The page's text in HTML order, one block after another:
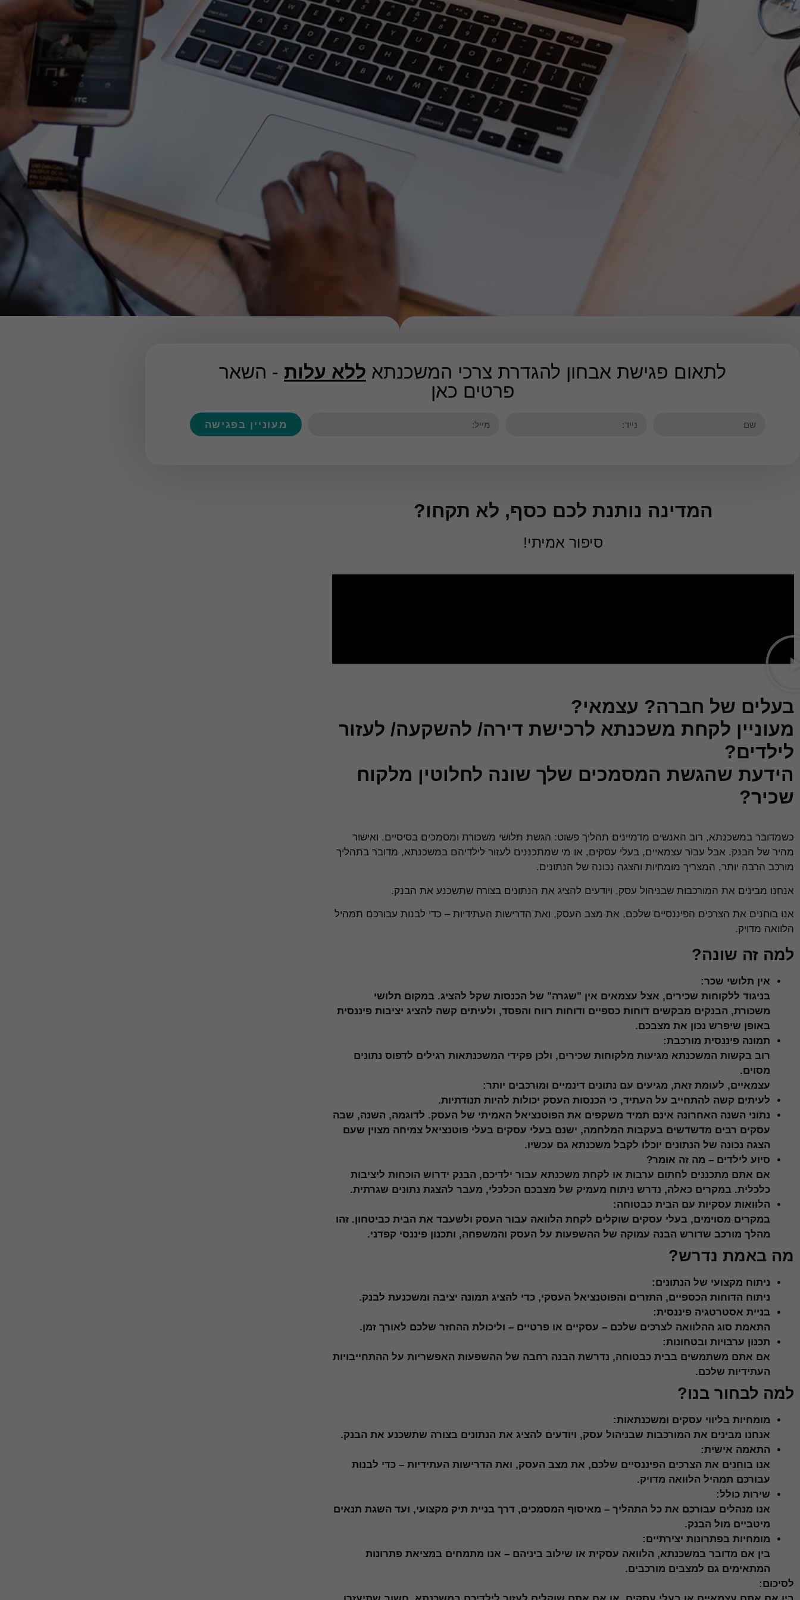
לתאום פגישת אבחון להגדרת צרכי המשכנתא ללא עלות - השאר
פרטים כאן
מעוניין בפגישה
המדינה נותנת לכם כסף, לא תקחו?
סיפור אמיתי!
בעלים של חברה? עצמאי?
מעוניין לקחת משכנתא לרכישת דירה/ להשקעה/ לעזור
לילדים?
הידעת שהגשת המסמכים שלך שונה לחלוטין מלקוח
שכיר?
כשמדובר במשכנתא, רוב האנשים מדמיינים תהליך פשוט: הגשת תלושי משכורת ומסמכים בסיסיים, ואישור
מהיר של הבנק. אבל עבור עצמאיים, בעלי עסקים, או מי שמתכננים לעזור לילדיהם במשכנתא, מדובר בתהליך
מורכב הרבה יותר, המצריך מומחיות והצגה נכונה של הנתונים.
אנחנו מבינים את המורכבות שבניהול עסק, ויודעים להציג את הנתונים בצורה שתשכנע את הבנק.
אנו בוחנים את הצרכים הפיננסיים שלכם, את מצב העסק, ואת הדרישות העתידיות – כדי לבנות עבורכם תמהיל
הלוואה מדויק.
למה זה שונה?
אין תלושי שכר:
בניגוד ללקוחות שכירים, אצל עצמאים אין "שגרה" של הכנסות שקל להציג. במקום תלושי
משכורת, הבנקים מבקשים דוחות כספיים ודוחות רווח והפסד, ולעיתים קשה להציג יציבות פיננסית
באופן שיפרש נכון את מצבכם.
תמונה פיננסית מורכבת:
רוב בקשות המשכנתא מגיעות מלקוחות שכירים, ולכן פקידי המשכנתאות רגילים לדפוס נתונים
מסוים.
עצמאיים, לעומת זאת, מגיעים עם נתונים דינמיים ומורכבים יותר:
לעיתים קשה להתחייב על העתיד, כי הכנסות העסק יכולות להיות תנודתיות.
נתוני השנה האחרונה אינם תמיד משקפים את הפוטנציאל האמיתי של העסק. לדוגמה, השנה, שבה
עסקים רבים מדשדשים בעקבות המלחמה, ישנם בעלי עסקים בעלי פוטנציאל צמיחה מצוין שעם
הצגה נכונה של הנתונים יוכלו לקבל משכנתא גם עכשיו.
סיוע לילדים – מה זה אומר?
אם אתם מתכננים לחתום ערבות או לקחת משכנתא עבור ילדיכם, הבנק ידרוש הוכחות ליציבות
כלכלית. במקרים כאלה, נדרש ניתוח מעמיק של מצבכם הכלכלי, מעבר להצגת נתונים שגרתית.
הלוואות עסקיות עם הבית כבטוחה:
במקרים מסוימים, בעלי עסקים שוקלים לקחת הלוואה עבור העסק ולשעבד את הבית כביטחון. זהו
מהלך מורכב שדורש הבנה עמוקה של ההשפעות על העסק והמשפחה, ותכנון פיננסי קפדני.
מה באמת נדרש?
ניתוח מקצועי של הנתונים:
ניתוח הדוחות הכספיים, התזרים והפוטנציאל העסקי, כדי להציג תמונה יציבה ומשכנעת לבנק.
בניית אסטרטגיה פיננסית:
התאמת סוג ההלוואה לצרכים שלכם – עסקיים או פרטיים – וליכולת ההחזר שלכם לאורך זמן.
תכנון ערבויות ובטחונות:
אם אתם משתמשים בבית כבטוחה, נדרשת הבנה רחבה של ההשפעות האפשריות על ההתחייבויות
העתידיות שלכם.
למה לבחור בנו?
מומחיות בליווי עסקים ומשכנתאות:
אנחנו מבינים את המורכבות שבניהול עסק, ויודעים להציג את הנתונים בצורה שתשכנע את הבנק.
התאמה אישית:
אנו בוחנים את הצרכים הפיננסיים שלכם, את מצב העסק, ואת הדרישות העתידיות – כדי לבנות
עבורכם תמהיל הלוואה מדויק.
שירות כולל:
אנו מנהלים עבורכם את כל התהליך – מאיסוף המסמכים, דרך בניית תיק מקצועי, ועד השגת תנאים
מיטביים מול הבנק.
מומחיות בפתרונות יצירתיים:
בין אם מדובר במשכנתא, הלוואה עסקית או שילוב ביניהם – אנו מתמחים במציאת פתרונות
המתאימים גם למצבים מורכבים.
לסיכום:
אופציונליות.
הן דרושות
והמבנה של
האתר,
בהתבסס על
בשימוש.
משתמש
כדי שהאתר
שלנו יפעל
הביקור
שלך. אם
לעוגיות אלו,
באתר לא
שלך
עשויות
ממך
הסיכויים
שהפעלת
משתמש